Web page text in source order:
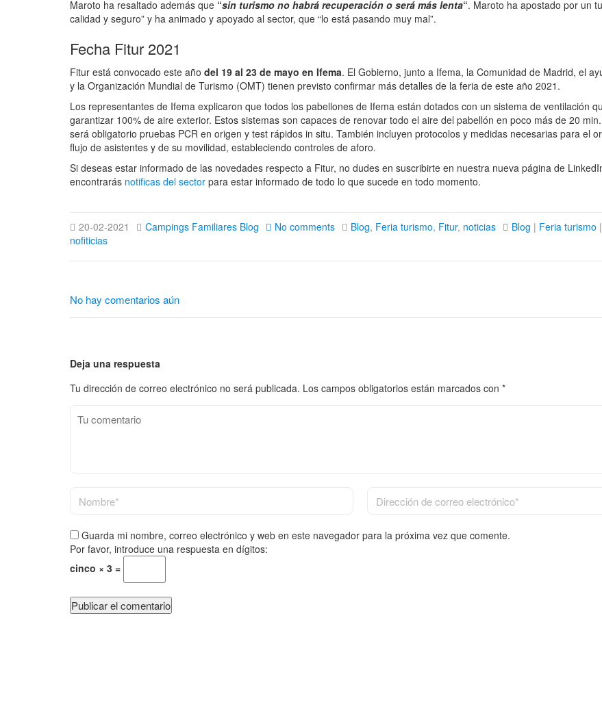
Maroto ha resaltado además que “sin turismo no habrá recuperación o será más lenta“. Maroto ha apostado por un
calidad y seguro” y ha animado y apoyado al sector, que “lo está pasando muy mal”.
Fecha Fitur 2021
Fitur está convocado este año del 19 al 23 de mayo en Ifema. El Gobierno, junto a Ifema, la Comunidad de Madrid, el
y la Organización Mundial de Turismo (OMT) tienen previsto confirmar más detalles de la feria de este año 2021.
Los representantes de Ifema explicaron que todos los pabellones de Ifema están dotados con un sistema de ventilación
garantizar 100% de aire exterior. Estos sistemas son capaces de renovar todo el aire del pabellón en poco más de 20
será obligatorio pruebas PCR en origen y test rápidos in situ. También incluyen protocolos y medidas necesarias para el
flujo de asistentes y de su movilidad, estableciendo controles de aforo.
Si deseas estar informado de las novedades respecto a Fitur, no dudes en suscribirte en nuestra nueva página de
encontrarás notificas del sector para estar informado de todo lo que sucede en todo momento.
20-02-2021 Campings Familiares Blog No comments Blog, Feria turismo, Fitur, noticias Blog | Feria turismo |
nofiticias
No hay comentarios aún
Deja una respuesta
Tu dirección de correo electrónico no será publicada. Los campos obligatorios están marcados con *
Guarda mi nombre, correo electrónico y web en este navegador para la próxima vez que comente.
Por favor, introduce una respuesta en dígitos:
cinco × 3 =